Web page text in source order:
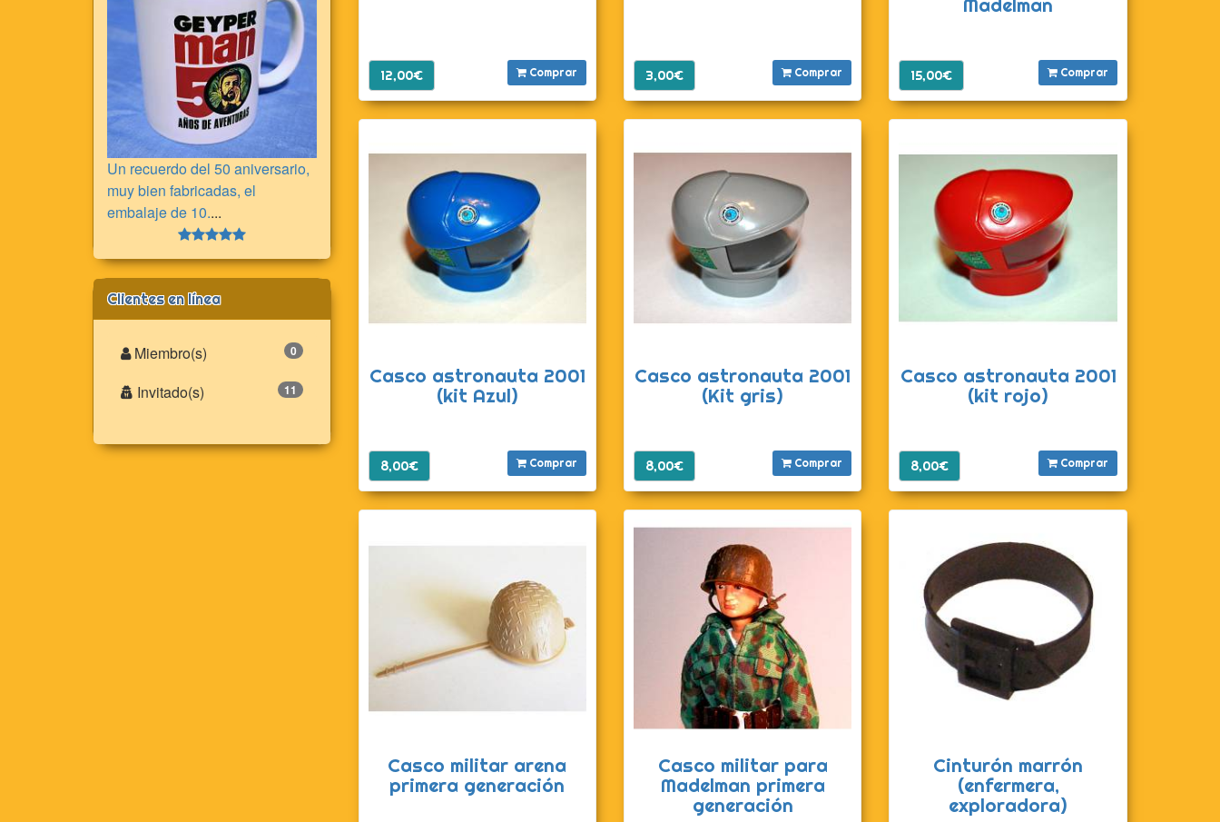
12,00€ Comprar 3,00€ Comprar
Madelman
15,00€ Comprar
Casco astronauta 2001
(kit Azul)
8,00€ Comprar
Casco astronauta 2001
(Kit gris)
8,00€ Comprar
Casco astronauta 2001
(kit rojo)
8,00€ Comprar
Casco militar arena
primera generación
Casco militar para
Madelman primera
generación
Cinturón marrón
(enfermera,
exploradora)
Un recuerdo del 50 aniversario,
muy bien fabricadas, el
embalaje de 10....
Clientes en línea
0
Miembro(s)
11
Invitado(s)